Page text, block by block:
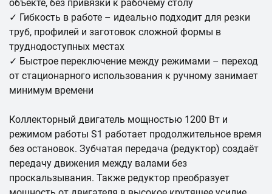
объекте, без привязки к рабочему столу
✓ Гибкость в работе – идеально подходит для резки
труб, профилей и заготовок сложной формы в
труднодоступных местах
✓ Быстрое переключение между режимами – переход
от стационарного использования к ручному занимает
минимум времени
Коллекторный двигатель мощностью 1200 Вт и
режимом работы S1 работает продолжительное время
без остановок. Зубчатая передача (редуктор) создаёт
передачу движения между валами без
проскальзывания. Также редуктор преобразует